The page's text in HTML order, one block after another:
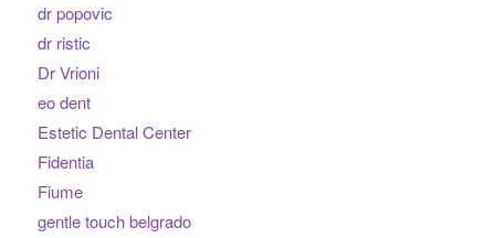
dr popovic
dr ristic
Dr Vrioni
eo dent
Estetic Dental Center
Fidentia
Fiume
gentle touch belgrado